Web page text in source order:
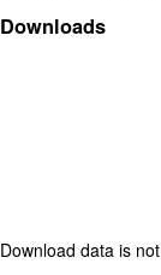
Downloads
Download data is